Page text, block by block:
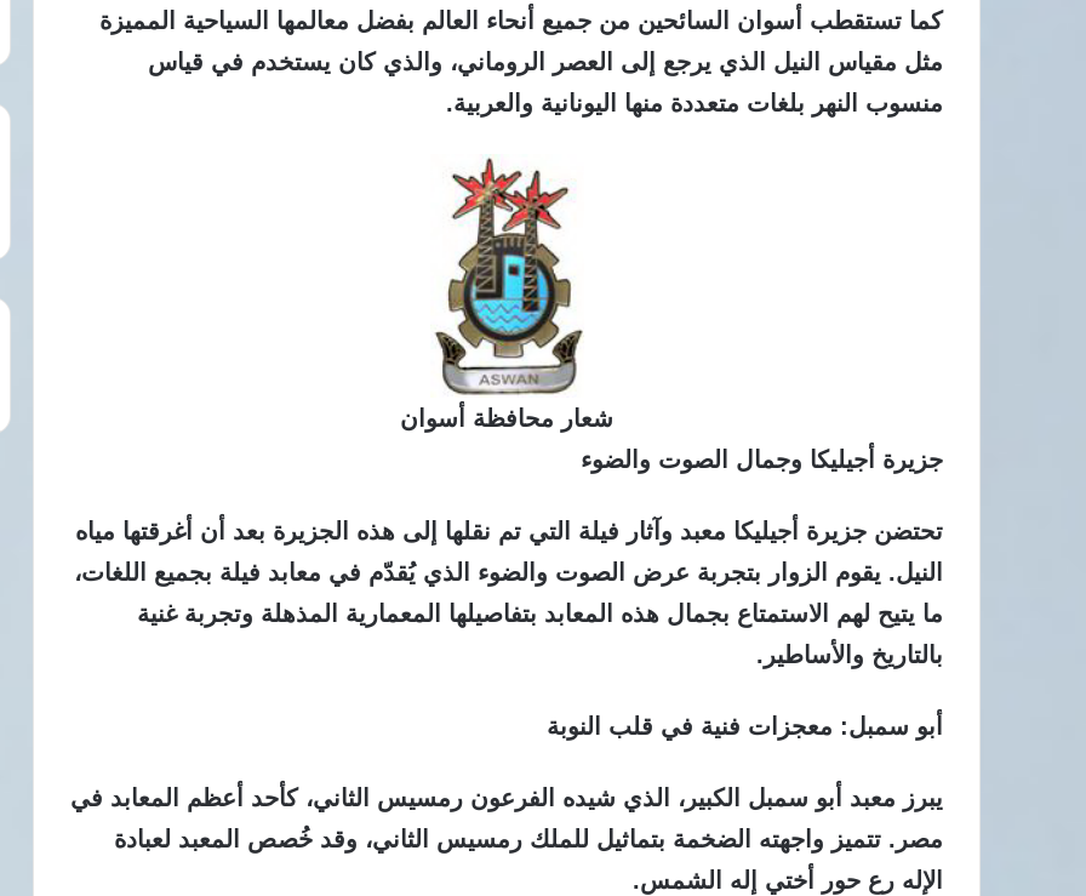
كما تستقطب أسوان السائحين من جميع أنحاء العالم بفضل معالمها السياحية المميزة
مثل مقياس النيل الذي يرجع إلى العصر الروماني، والذي كان يستخدم في قياس
منسوب النهر بلغات متعددة منها اليونانية والعربية.
شعار محافظة أسوان
جزيرة أجيليكا وجمال الصوت والضوء
تحتضن جزيرة أجيليكا معبد وآثار فيلة التي تم نقلها إلى هذه الجزيرة بعد أن أغرقتها مياه
النيل. يقوم الزوار بتجربة عرض الصوت والضوء الذي يُقدّم في معابد فيلة بجميع اللغات،
ما يتيح لهم الاستمتاع بجمال هذه المعابد بتفاصيلها المعمارية المذهلة وتجربة غنية
بالتاريخ والأساطير.
أبو سمبل: معجزات فنية في قلب النوبة
يبرز معبد أبو سمبل الكبير، الذي شيده الفرعون رمسيس الثاني، كأحد أعظم المعابد في
مصر. تتميز واجهته الضخمة بتماثيل للملك رمسيس الثاني، وقد خُصص المعبد لعبادة
الإله رع حور أختي إله الشمس.